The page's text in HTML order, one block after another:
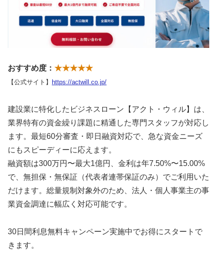
おすすめ度： ★★★★★
【公式サイト】 https://actwill.co.jp/
建設業に特化したビジネスローン【アクト・ウィル】は、
業界特有の資金繰り課題に精通した専門スタッフが対応し
ます。最短60分審査・即日融資対応で、急な資金ニーズ
にもスピーディーに応えます。
融資額は300万円〜最大1億円、金利は年7.50%〜15.00%
で、無担保・無保証（代表者連帯保証のみ）でご利用いた
だけます。総量規制対象外のため、法人・個人事業主の事
業資金調達に幅広く対応可能です。
30日間利息無料キャンペーン実施中でお得にスタートで
きます。